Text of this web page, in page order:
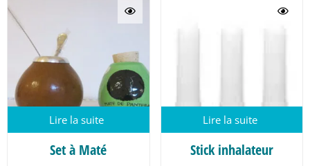
Lire la suite
Set à Maté
Lire la suite
Stick inhalateur